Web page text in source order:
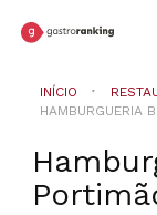
INÍCIO
HAMBURGUERIA